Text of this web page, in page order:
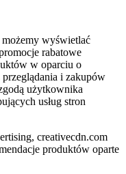
możemy wyświetlać
rabatowe
w oparciu o
i zakupów
użytkownika
usług stron
creativecdn.com
produktów oparte